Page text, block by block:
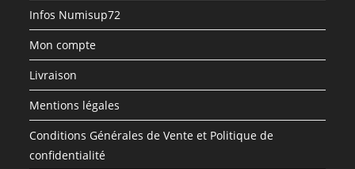
Infos Numisup72
Mon compte
Livraison
Mentions légales
Conditions Générales de Vente et Politique de
confidentialité